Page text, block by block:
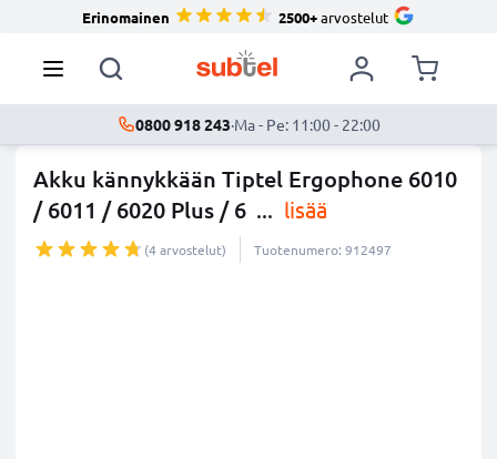
Erinomainen 2500+arvostelut
0800 918 243·Ma - Pe: 11:00 - 22:00
Akku kännykkään Tiptel Ergophone 6010
/ 6011 / 6020 Plus / 6 ... lisää
(4 arvostelut) Tuotenumero: 912497